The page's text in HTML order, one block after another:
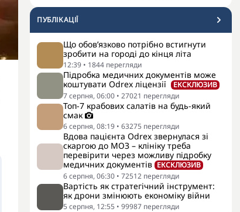
ПУБЛІКАЦІЇ
Що обов’язково потрібно встигнути
зробити на городі до кінця літа
12:39 • 1844 перегляди
Підробка медичних документів може
коштувати Odrex ліцензії
ЕКСКЛЮЗИВ
7 серпня, 06:00 • 27021 перегляди
Топ-7 крабових салатів на будь-який
смак
6 серпня, 08:19 • 63275 перегляди
Вдова пацієнта Odrex звернулася зі
скаргою до МОЗ – клініку треба
перевірити через можливу підробку
медичних документів ЕКСКЛЮЗИВ
6 серпня, 06:30 • 72512 перегляди
Вартість як стратегічний інструмент:
як дрони змінюють економіку війни
5 серпня, 12:55 • 99987 перегляди